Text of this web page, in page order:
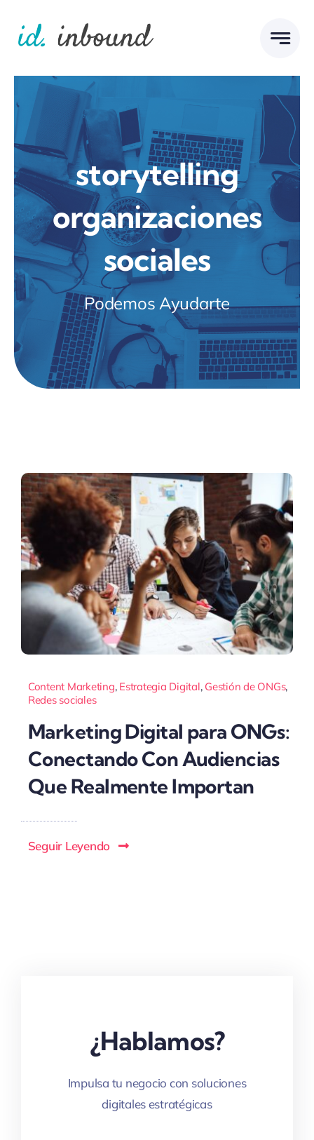
content
storytelling
organizaciones
sociales
Podemos Ayudarte
Content Marketing, Estrategia Digital, Gestión de ONGs,
Redes sociales
Marketing Digital para ONGs:
Conectando Con Audiencias
Que Realmente Importan
Seguir Leyendo
¿Hablamos?
Impulsa tu negocio con soluciones
digitales estratégicas